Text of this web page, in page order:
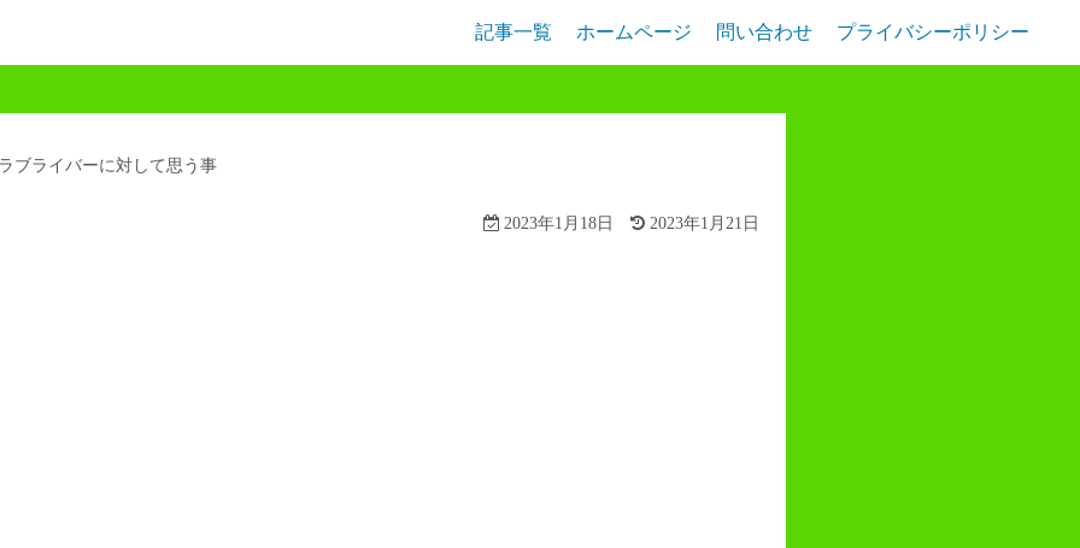
記事一覧 ホームページ 問い合わせ プライバシーポリシー
ブライバーに対して思う事
2023年1月18日 2023年1月21日